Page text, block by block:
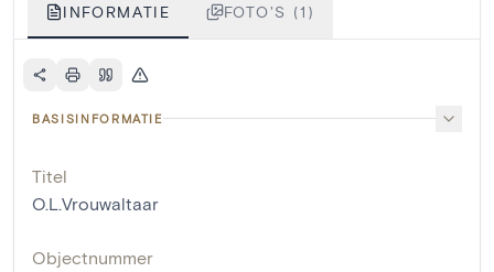
INFORMATIE FOTO'S (1)
BASISINFORMATIE
Titel
O.L.Vrouwaltaar
Objectnummer